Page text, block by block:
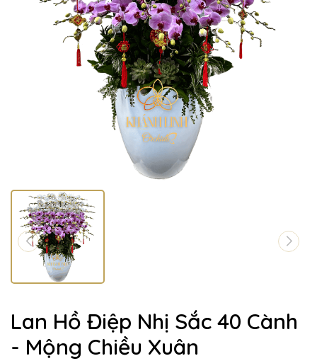
Lan Hồ Điệp Nhị Sắc 40 Cành
- Mộng Chiều Xuân